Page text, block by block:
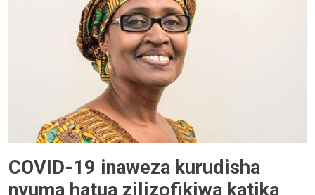
COVID-19 inaweza kurudisha
nyuma hatua zilizofikiwa katika